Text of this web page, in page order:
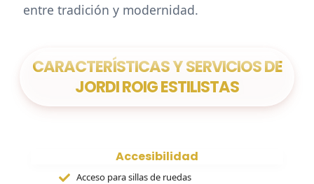
entre tradición y modernidad.
CARACTERÍSTICAS Y SERVICIOS DE
JORDI ROIG ESTILISTAS
Accesibilidad
Acceso para sillas de ruedas